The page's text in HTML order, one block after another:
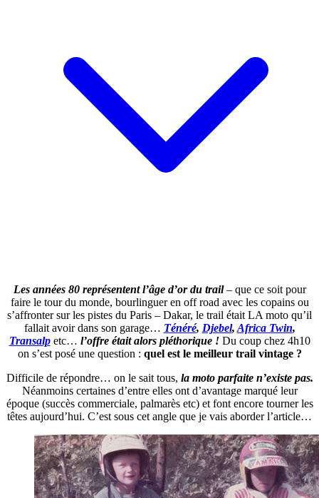
Les années 80 représentent l’âge d’or du trail– que ce soit pour
faire le tour du monde, bourlinguer en off road avec les copains ou
s’affronter sur les pistes du Paris – Dakar, le trail était LA moto qu’il
fallait avoir dans son garage… Ténéré, Djebel, Africa Twin,
Transalpetc… l’offre était alors pléthorique !Du coup chez 4h10
on s’est posé une question : quel est le meilleur trail vintage ?
Difficile de répondre… on le sait tous, la moto parfaite n’existe pas.
Néanmoins certaines d’entre elles ont d’avantage marqué leur
époque (succès commerciale, palmarès etc) et font encore tourner les
têtes aujourd’hui. C’est sous cet angle que je vais aborder l’article…